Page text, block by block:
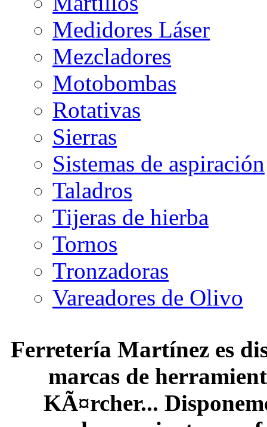
Medidores Láser
Mezcladores
Motobombas
Rotativas
Sierras
Sistemas de aspiración
Taladros
Tijeras de hierba
Tornos
Tronzadoras
Vareadores de Olivo
Ferretería Martínez es
marcas de
KÃ¤rcher...